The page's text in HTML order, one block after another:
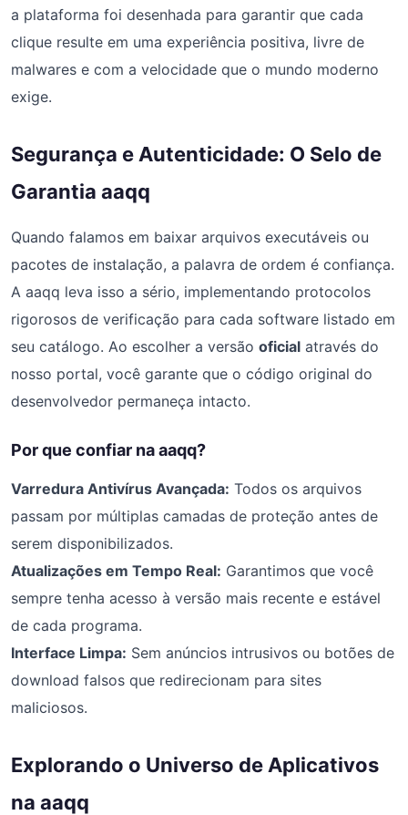
a plataforma foi desenhada para garantir que cada
clique resulte em uma experiência positiva, livre de
malwares e com a velocidade que o mundo moderno
exige.
Segurança e Autenticidade: O Selo de
Garantia aaqq
Quando falamos em baixar arquivos executáveis ou
pacotes de instalação, a palavra de ordem é confiança.
A aaqq leva isso a sério, implementando protocolos
rigorosos de verificação para cada software listado em
seu catálogo. Ao escolher a versão oficial através do
nosso portal, você garante que o código original do
desenvolvedor permaneça intacto.
Por que confiar na aaqq?
Varredura Antivírus Avançada: Todos os arquivos
passam por múltiplas camadas de proteção antes de
serem disponibilizados.
Atualizações em Tempo Real: Garantimos que você
sempre tenha acesso à versão mais recente e estável
de cada programa.
Interface Limpa: Sem anúncios intrusivos ou botões de
download falsos que redirecionam para sites
maliciosos.
Explorando o Universo de Aplicativos
na aaqq